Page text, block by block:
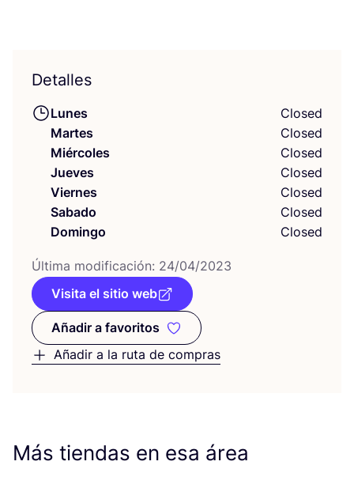
Detalles
Lunes
Closed
Martes
Closed
Miércoles
Closed
Jueves
Closed
Viernes
Closed
Sabado
Closed
Domingo
Closed
Últi­ma modi­fi­ca­ción: 24/04/2023
Visita el sitio web
Añadir a favoritos
Añadir a favoritos
Añadir a la ruta de compras
Más tiendas en esa área